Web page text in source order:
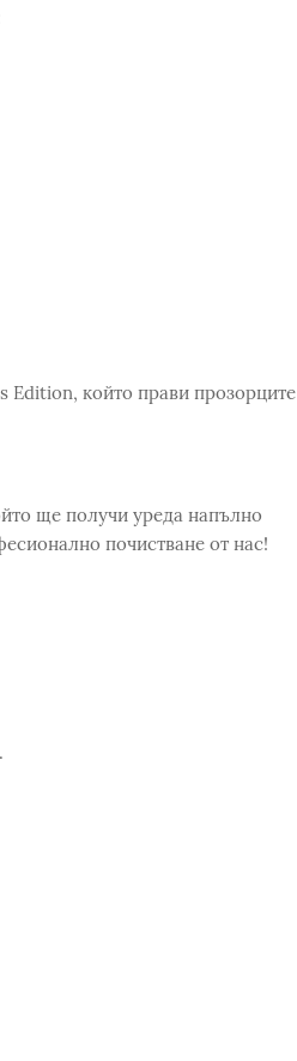
Edition, който прави прозорците
ще получи уреда напълно
почистване от нас!